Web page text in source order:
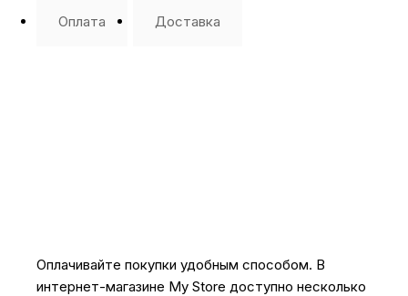
Оплата Доставка
Оплачивайте покупки удобным способом. В
интернет-магазине My Store доступно несколько